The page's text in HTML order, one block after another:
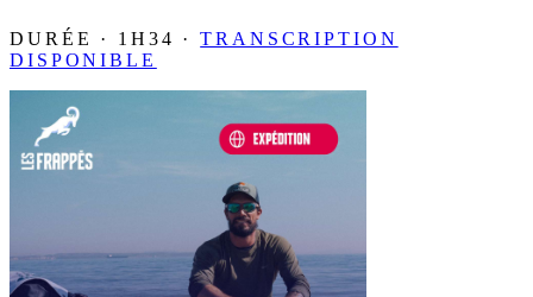
DURÉE · 1H34 ·TRANSCRIPTION
DISPONIBLE